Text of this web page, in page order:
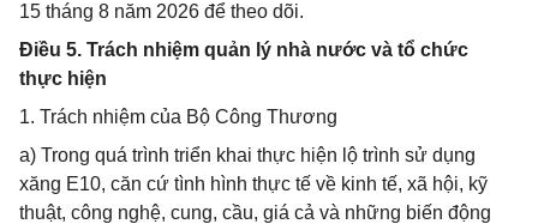
15 tháng 8 năm 2026 để theo dõi.
Điều 5. Trách nhiệm quản lý nhà nước và tổ chức
thực hiện
1. Trách nhiệm của Bộ Công Thương
a) Trong quá trình triển khai thực hiện lộ trình sử dụng
xăng E10, căn cứ tình hình thực tế về kinh tế, xã hội, kỹ
thuật, công nghệ, cung, cầu, giá cả và những biến động